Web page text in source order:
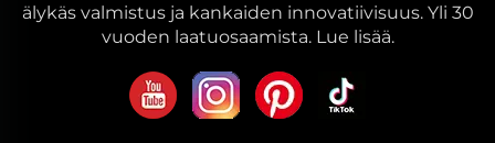
älykäs valmistus ja kankaiden innovatiivisuus. Yli 30
vuoden laatuosaamista. Lue lisää.